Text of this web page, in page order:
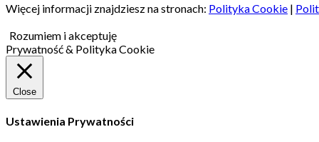
Więcej informacji znajdziesz na stronach: Polityka Cookie |
Rozumiem i akceptuję
Prywatność & Polityka Cookie
Close
Ustawienia Prywatności